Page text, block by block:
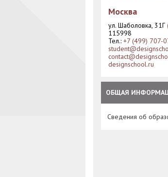
Москва
ул. Шаболовка, 31Г
115998
Тел.: +7 (499) 707-
designschool.ru
ОБЩАЯ
Сведения об